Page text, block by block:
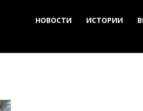
НОВОСТИ ИСТОРИИ